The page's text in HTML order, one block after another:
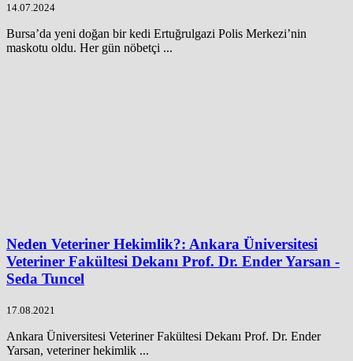
14.07.2024
Bursa’da yeni doğan bir kedi Ertuğrulgazi Polis Merkezi’nin
maskotu oldu. Her gün nöbetçi ...
Neden Veteriner Hekimlik?: Ankara Üniversitesi
Veteriner Fakültesi Dekanı Prof. Dr. Ender Yarsan -
Seda Tuncel
17.08.2021
Ankara Üniversitesi Veteriner Fakültesi Dekanı Prof. Dr. Ender
Yarsan, veteriner hekimlik ...